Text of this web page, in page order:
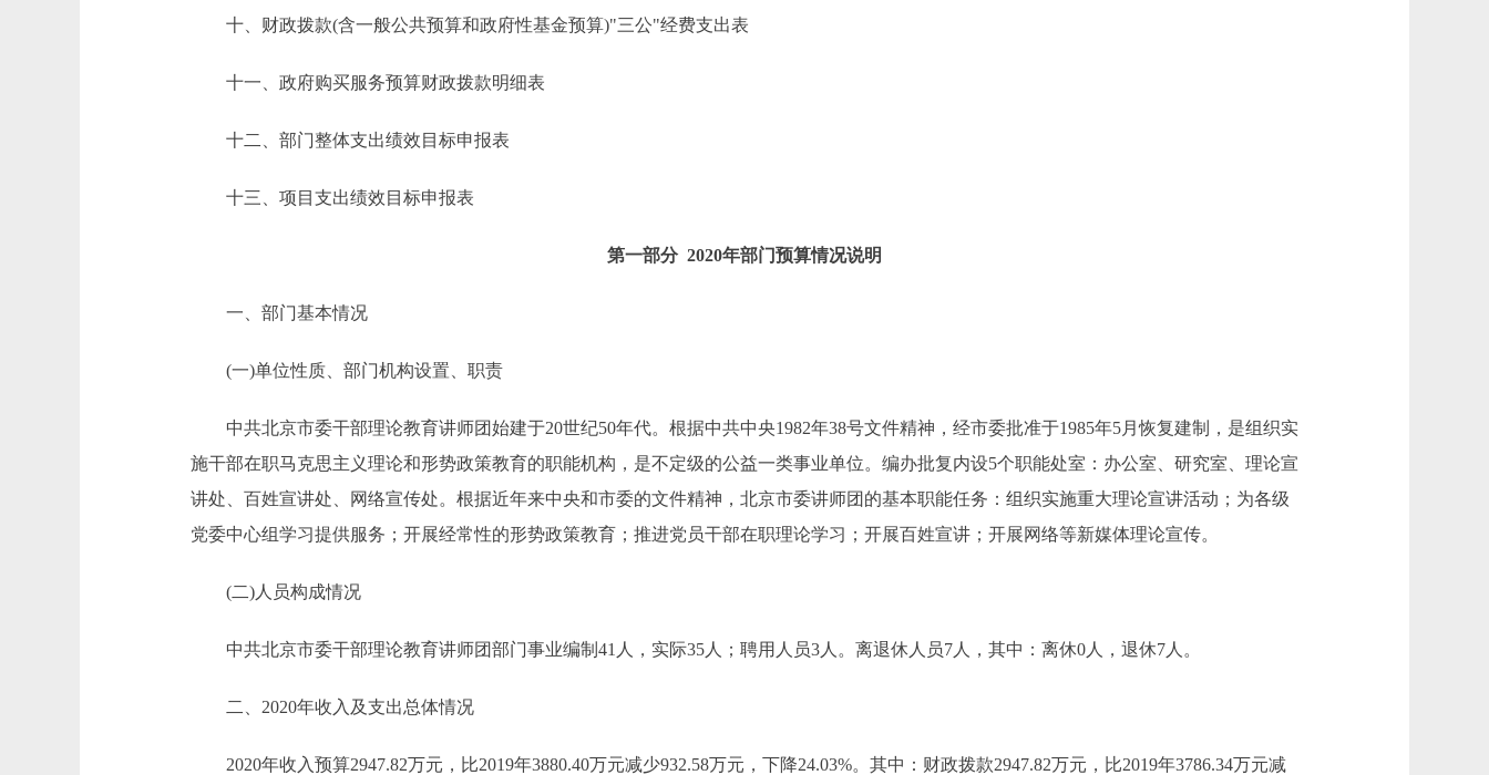
十、财政拨款(含一般公共预算和政府性基金预算)"三公"经费支出表
十一、政府购买服务预算财政拨款明细表
十二、部门整体支出绩效目标申报表
十三、项目支出绩效目标申报表
第一部分 2020年部门预算情况说明
一、部门基本情况
(一)单位性质、部门机构设置、职责
中共北京市委干部理论教育讲师团始建于20世纪50年代。根据中共中央1982年38号文件精神，经市委批准于1985年5月恢复建制，是组织实
施干部在职马克思主义理论和形势政策教育的职能机构，是不定级的公益一类事业单位。编办批复内设5个职能处室：办公室、研究室、理论宣
讲处、百姓宣讲处、网络宣传处。根据近年来中央和市委的文件精神，北京市委讲师团的基本职能任务：组织实施重大理论宣讲活动；为各级
党委中心组学习提供服务；开展经常性的形势政策教育；推进党员干部在职理论学习；开展百姓宣讲；开展网络等新媒体理论宣传。
(二)人员构成情况
中共北京市委干部理论教育讲师团部门事业编制41人，实际35人；聘用人员3人。离退休人员7人，其中：离休0人，退休7人。
二、2020年收入及支出总体情况
2020年收入预算2947.82万元，比2019年3880.40万元减少932.58万元，下降24.03%。其中：财政拨款2947.82万元，比2019年3786.34万元减